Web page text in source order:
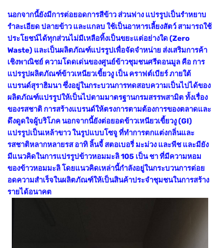
นอกจากนี้ยังมีการต่อยอดการสีข้าว ส่วนฟาง แปรรูปเป็นรำหยาบ
รำละเอียด ปลายข้าว และแกลบ ใช้เป็นอาหารเลี้ยงสัตว์ สามารถใช้
ประโยชน์ได้ทุกส่วนไม่มีเหลือทิ้งเป็นขยะแต่อย่างใด (Zero
Waste) และเป็นผลิตภัณฑ์แปรรูปเพื่อจัดจำหน่าย ส่งเสริมการค้า
เชิงพาณิชย์ ความโดดเด่นของศูนย์ข้าวชุมชนศรีดอนมูล คือ การ
แปรรูปผลิตภัณฑ์ข้าวเหนียวเขี้ยวงู เป็น คราฟต์เบียร์ ภายใต้
แบรนด์สุราฮิมนา ซึ่งอยู่ในกระบวนการทดสอบความเป็นไปได้ของ
ผลิตภัณฑ์แปรรูปให้เป็นไปตามมาตรฐานกรมสรรพสามิต ทั้งเรื่อง
ของรสชาติ การสร้างแบรนด์ให้ตรงการตามต้องการของตลาดและ
ดึงดูดใจผู้บริโภค นอกจากนี้ยังต่อยอดข้าวเหนียวเขี้ยวงู (GI)
แปรรูปเป็นเหล้าขาว ในรูปแบบโซจู ที่ทำการตกแต่งกลิ่นและ
รสชาติหลากหลายรส อาทิ ลิ้นจี้ สตอเบอรี่ มะม่วง และพีช และมียัง
มีแนวคิดในการแปรรูปข้าวหอมมะลิ 105 เป็น ชา ที่มีความหอม
ของข้าวหอมมะลิ โดยแนวคิดเหล่านี้กำลังอยู่ในกระบวนการต่อย
อดความสำเร็จในผลิตภัณฑ์ให้เป็นสินค้าประจำชุมชนในการสร้าง
รายได้อนาคต